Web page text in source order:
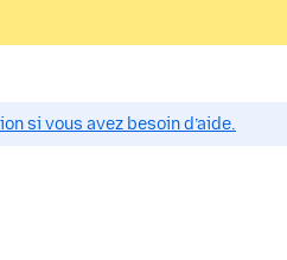
si vous avez besoin d’aide.